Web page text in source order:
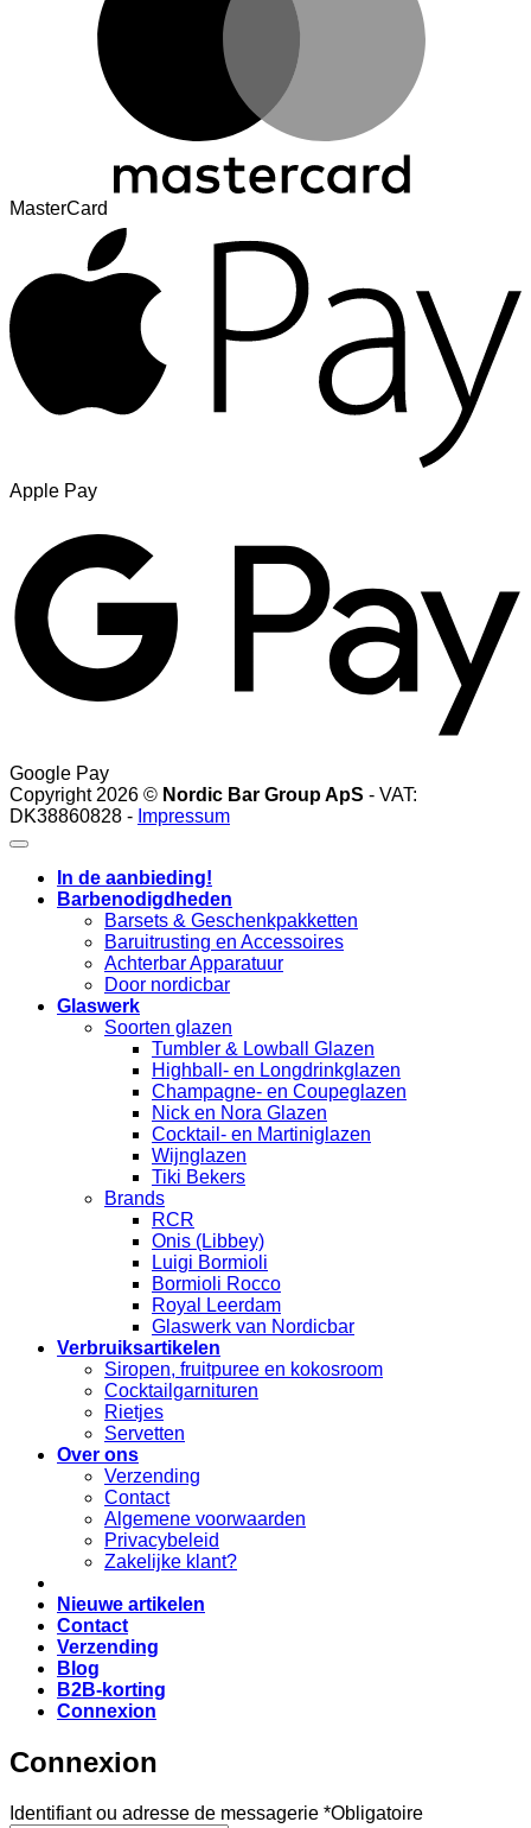
MasterCard
Apple Pay
Google Pay
Copyright 2026 © Nordic Bar Group ApS - VAT:
DK38860828 - Impressum
In de aanbieding!
Barbenodigdheden
Barsets & Geschenkpakketten
Baruitrusting en Accessoires
Achterbar Apparatuur
Door nordicbar
Glaswerk
Soorten glazen
Tumbler & Lowball Glazen
Highball- en Longdrinkglazen
Champagne- en Coupeglazen
Nick en Nora Glazen
Cocktail- en Martiniglazen
Wijnglazen
Tiki Bekers
Brands
RCR
Onis (Libbey)
Luigi Bormioli
Bormioli Rocco
Royal Leerdam
Glaswerk van Nordicbar
Verbruiksartikelen
Siropen, fruitpuree en kokosroom
Cocktailgarnituren
Rietjes
Servetten
Over ons
Verzending
Contact
Algemene voorwaarden
Privacybeleid
Zakelijke klant?
Nieuwe artikelen
Contact
Verzending
Blog
B2B-korting
Connexion
Connexion
Identifiant ou adresse de messagerie *Obligatoire